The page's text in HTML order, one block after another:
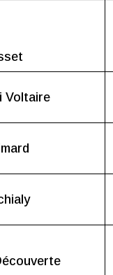
Voltaire